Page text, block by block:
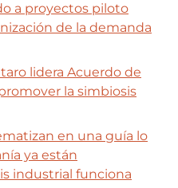
a proyectos piloto
de la demanda
lidera Acuerdo de
la simbiosis
en una guía lo
ya están
industrial funciona